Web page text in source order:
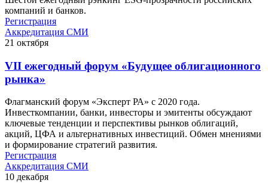
компаний и банков.
Регистрация
Аккредитация СМИ
21 октября
VII ежегодный форум «Будущее облигационного
рынка»
Флагманский форум «Эксперт РА» с 2020 года.
Инвесткомпании, банки, инвесторы и эмитенты обсуждают
ключевые тенденции и перспективы рынков облигаций,
акций, ЦФА и альтернативных инвестиций. Обмен мнениями
и формирование стратегий развития.
Регистрация
Аккредитация СМИ
10 декабря